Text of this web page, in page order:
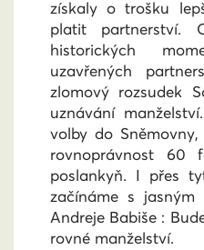
získaly o trošku
platit partnerství.
historických
uzavřených
zlomový rozsudek
uznávání
volby do
rovnoprávnost 60
poslankyň. I přes
začínáme s jasným
Andreje Babiše :
rovné manželství.